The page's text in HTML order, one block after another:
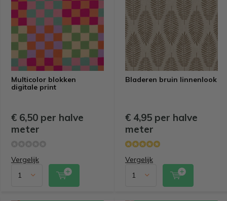
Multicolor blokken
digitale print
€ 6,50 per halve
meter
Vergelijk
Bladeren bruin linnenlook
€ 4,95 per halve
meter
Vergelijk